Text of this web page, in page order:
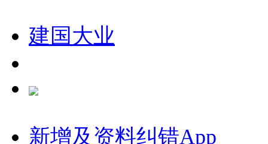
建国大业
新增及资料纠错App